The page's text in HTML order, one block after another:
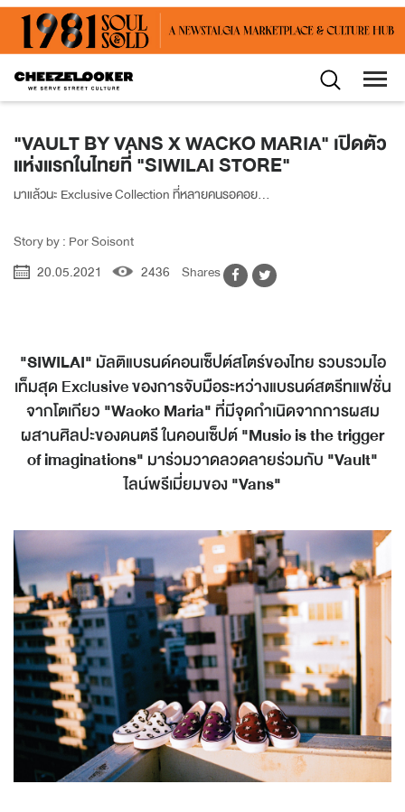
"VAULT BY VANS X WACKO MARIA" เปิดตัว
แห่งแรกในไทยที่ "SIWILAI STORE"
มาแล้วนะ Exclusive Collection ที่หลายคนรอคอย...
Story by : Por Soisont
20.05.2021
2436 Shares
"SIWILAI" มัลติแบรนด์คอนเซ็ปต์สโตร์ของไทย รวบรวมไอ
เท็มสุด Exclusive ของการจับมือระหว่างแบรนด์สตรีทแฟชั่น
จากโตเกียว "Wacko Maria" ที่มีจุดกำเนิดจากการผสม
ผสานศิลปะของดนตรี ในคอนเซ็ปต์"Music is the trigger
of imaginations" มาร่วมวาดลวดลายร่วมกับ "Vault"
ไลน์พรีเมี่ยมของ"Vans"